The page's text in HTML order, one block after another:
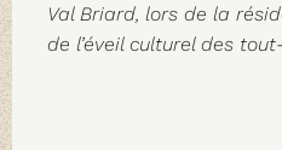
Val Briard, lors de la
de l’éveil culturel des